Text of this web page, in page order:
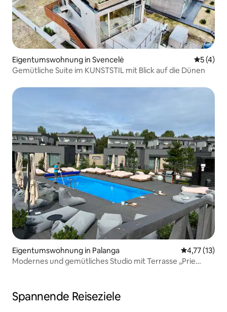
Eigentumswohnung in Svencelė
5 (4)
Gemütliche Suite im KUNSTSTIL mit Blick auf die Dünen
Eigentumswohnung in Palanga
4,77 (13)
Modernes und gemütliches Studio mit Terrasse „Prie
Spannende Reiseziele